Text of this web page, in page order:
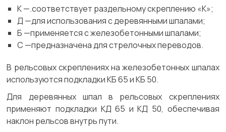
К —.соответствует раздельному скреплению «К»;
Д —для использования с деревянными шпалами;
Б —применяется с железобетонными шпалами;
С —предназначена для стрелочных переводов.
В рельсовых скреплениях на железобетонных шпалах
используются подкладки КБ 65 и КБ 50.
Для деревянных шпал в рельсовых скреплениях
применяют подкладки КД 65 и КД 50, обеспечивая
наклон рельсов внутрь пути.